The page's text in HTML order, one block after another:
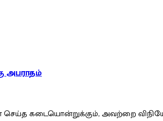
அபராதம்
செய்த கடையொன்றுக்கும், அவற்றை